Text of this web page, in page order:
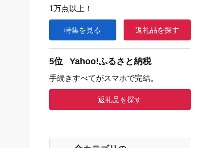
1万点以上！
特集を見る 返礼品を探す
5位 Yahoo!ふるさと納税
手続きすべてがスマホで完結。
返礼品を探す